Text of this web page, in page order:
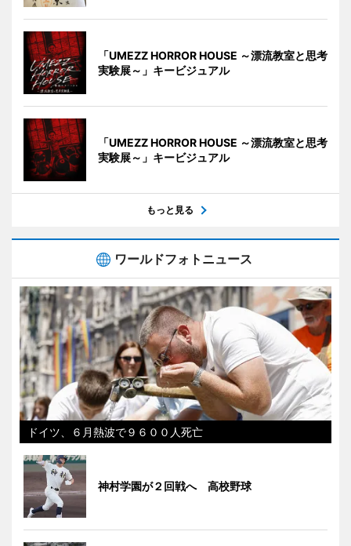
「UMEZZ HORROR HOUSE ～漂流教室と思考
実験展～」キービジュアル
「UMEZZ HORROR HOUSE ～漂流教室と思考
実験展～」キービジュアル
もっと見る
ワールドフォトニュース
ドイツ、６月熱波で９６００人死亡
神村学園が２回戦へ 高校野球